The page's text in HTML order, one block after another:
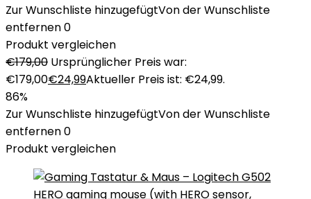
Zur Wunschliste hinzugefügtVon der Wunschliste
entfernen0
Produkt vergleichen
€179,00 Ursprünglicher Preis war:
€179,00€24,99Aktueller Preis ist: €24,99.
86%
Zur Wunschliste hinzugefügtVon der Wunschliste
entfernen0
Produkt vergleichen